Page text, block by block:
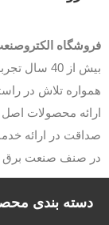
الکتروصنعت (
بیش از 40 سال
تلاش در
محصولات اصل و
در ارائه خدمات
صنف صنعت برق و
بندی